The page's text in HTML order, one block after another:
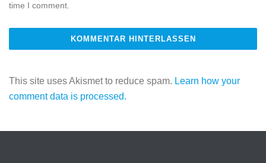
time I comment.
This site uses Akismet to reduce spam. Learn how your
comment data is processed.